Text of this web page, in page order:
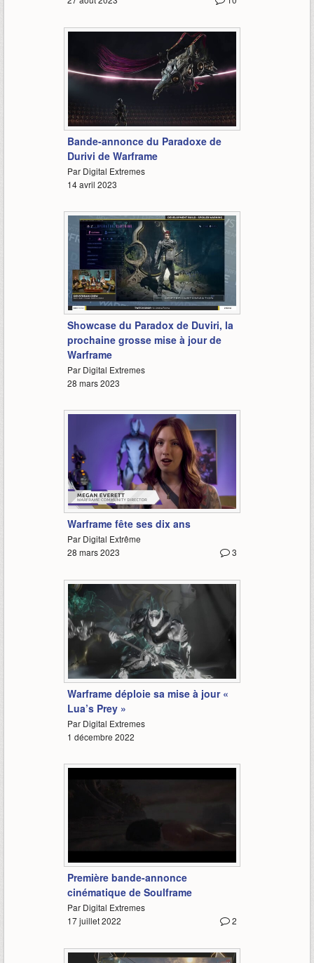
3:24
Bande-annonce du Paradoxe de
Durivi de Warframe
Par Digital Extremes
14 avril 2023
6:28
Showcase du Paradox de Duviri, la
prochaine grosse mise à jour de
Warframe
Par Digital Extremes
28 mars 2023
1:46
Warframe fête ses dix ans
Par Digital Extrême
3
28 mars 2023
Warframe déploie sa mise à jour «
Lua’s Prey »
Par Digital Extremes
1 décembre 2022
Première bande-annonce
cinématique de Soulframe
Par Digital Extremes
2
17 juillet 2022